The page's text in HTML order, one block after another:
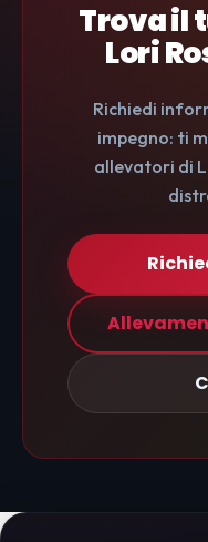
Trova il
Lori
Richiedi
impegno: ti
allevatori di